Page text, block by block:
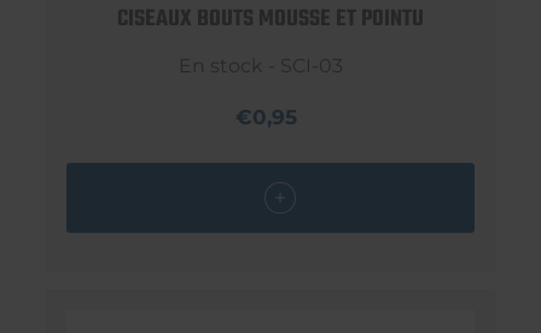
CISEAUX BOUTS MOUSSE ET POINTU
En stock - SCI-03
€0,95